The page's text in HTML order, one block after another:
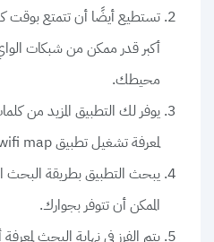
تستطيع أيضًا أن تتمتع بوقت
أكبر قدر ممكن من شبكات
محيطك.
يوفر لك التطبيق المزيد من
لمعرفة تشغيل تطبيق wifi map.
يبحث التطبيق بطريقة البحث
الممكن أن تتوفر بجوارك.
يتم الفرز في نهاية البحث